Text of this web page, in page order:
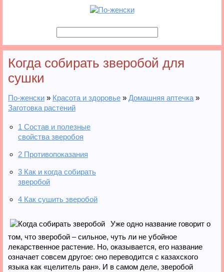
Когда собирать зверобой для
сушки
По-женски » Красота и здоровье » Домашняя аптечка »
Заготовка растений
1 Состав и полезные
свойства зверобоя
2 Противопоказания
3 Как и когда собирать
зверобой
4 Как сушить зверобой
Уже одно название говорит о
том, что зверобой – сильное, чуть ли не убойное
лекарственное растение. Но, оказывается, его название
означает совсем другое: оно переводится с казахского
языка как «целитель ран». И в самом деле, зверобой